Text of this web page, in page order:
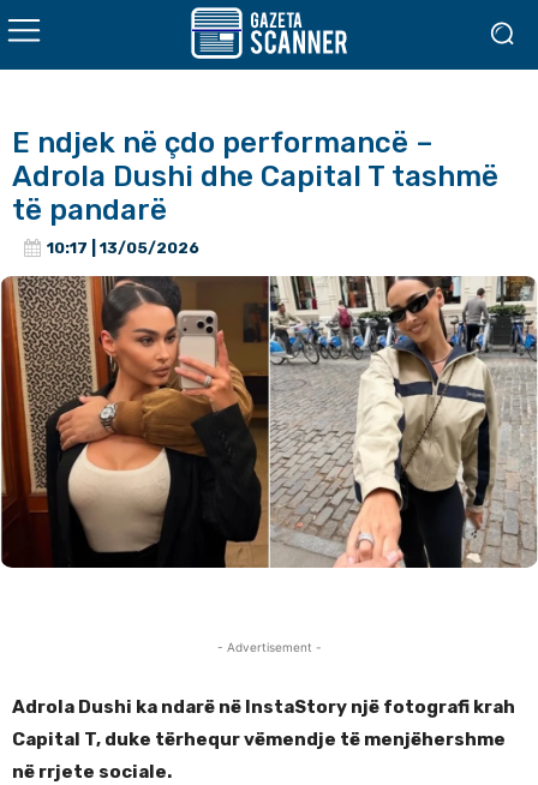
E ndjek në çdo performancë –
Adrola Dushi dhe Capital T tashmë
të pandarë
10:17 | 13/05/2026
- Advertisement -
Adrola Dushi ka ndarë në InstaStory një fotografi krah
Capital T, duke tërhequr vëmendje të menjëhershme
në rrjete sociale.